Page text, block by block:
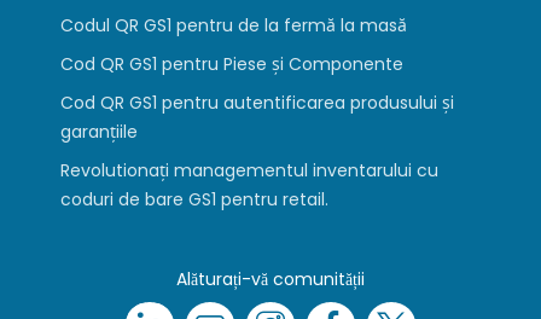
Codul QR GS1 pentru de la fermă la masă
Cod QR GS1 pentru Piese și Componente
Cod QR GS1 pentru autentificarea produsului și
garanțiile
Revolutionați managementul inventarului cu
coduri de bare GS1 pentru retail.
Alăturați-vă comunității